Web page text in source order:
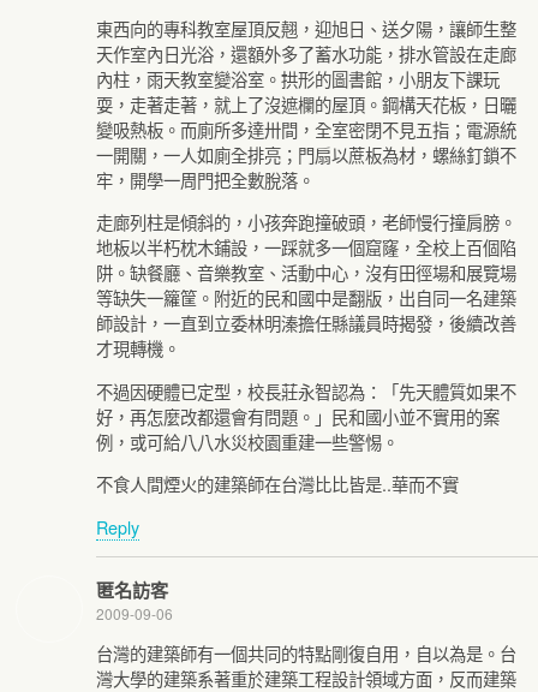
東西向的專科教室屋頂反翹，迎旭日、送夕陽，讓師生整
天作室內日光浴，還額外多了蓄水功能，排水管設在走廊
內柱，雨天教室變浴室。拱形的圖書館，小朋友下課玩
耍，走著走著，就上了沒遮欄的屋頂。鋼構天花板，日曬
變吸熱板。而廁所多達卅間，全室密閉不見五指；電源統
一開關，一人如廁全排亮；門扇以蔗板為材，螺絲釘鎖不
牢，開學一周門把全數脫落。
走廊列柱是傾斜的，小孩奔跑撞破頭，老師慢行撞肩膀。
地板以半朽枕木鋪設，一踩就多一個窟窿，全校上百個陷
阱。缺餐廳、音樂教室、活動中心，沒有田徑場和展覽場
等缺失一籮筐。附近的民和國中是翻版，出自同一名建築
師設計，一直到立委林明溱擔任縣議員時揭發，後續改善
才現轉機。
不過因硬體已定型，校長莊永智認為：「先天體質如果不
好，再怎麼改都還會有問題。」民和國小並不實用的案
例，或可給八八水災校園重建一些警惕。
不食人間煙火的建築師在台灣比比皆是..華而不實
Reply
匿名訪客
2009-09-06
台灣的建築師有一個共同的特點剛復自用，自以為是。台
灣大學的建築系著重於建築工程設計領域方面，反而建築